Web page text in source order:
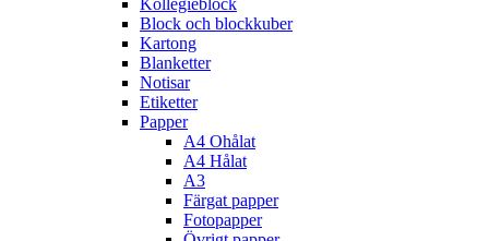
Kollegieblock
Block och blockkuber
Kartong
Blanketter
Notisar
Etiketter
Papper
A4 Ohålat
A4 Hålat
A3
Färgat papper
Fotopapper